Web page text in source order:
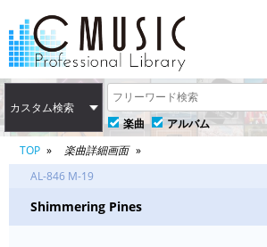
カスタム検索
楽曲
アルバム
TOP
楽曲詳細画面
AL-846 M-19
Shimmering Pines